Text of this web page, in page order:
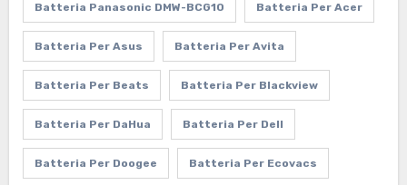
Batteria Panasonic DMW-BCG10 Batteria Per Acer
Batteria Per Asus Batteria Per Avita
Batteria Per Beats Batteria Per Blackview
Batteria Per DaHua Batteria Per Dell
Batteria Per Doogee Batteria Per Ecovacs